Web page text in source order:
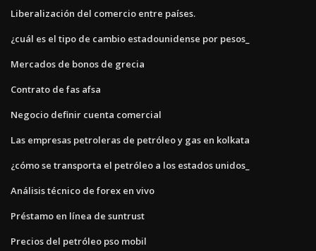
Liberalización del comercio entre países.
¿cuál es el tipo de cambio estadounidense por pesos_
Mercados de bonos de grecia
Contrato de fas afsa
Negocio definir cuenta comercial
Las empresas petroleras de petróleo y gas en kolkata
¿cómo se transporta el petróleo a los estados unidos_
Análisis técnico de forex en vivo
Préstamo en línea de suntrust
Precios del petróleo pso mobil